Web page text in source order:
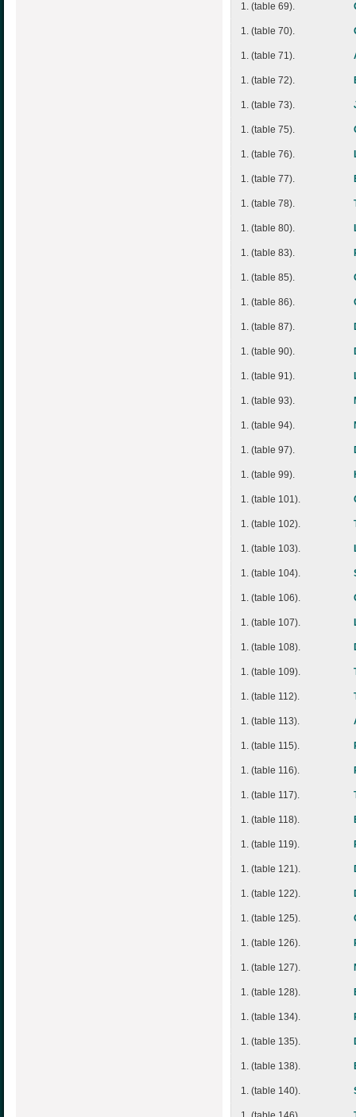
1. (table 69).
1. (table 70).
1. (table 71).
1. (table 72).
1. (table 73).
1. (table 75).
1. (table 76).
1. (table 77).
1. (table 78).
1. (table 80).
1. (table 83).
1. (table 85).
1. (table 86).
1. (table 87).
1. (table 90).
1. (table 91).
1. (table 93).
1. (table 94).
1. (table 97).
1. (table 99).
1. (table 101).
1. (table 102).
1. (table 103).
1. (table 104).
1. (table 106).
1. (table 107).
1. (table 108).
1. (table 109).
1. (table 112).
1. (table 113).
1. (table 115).
1. (table 116).
1. (table 117).
1. (table 118).
1. (table 119).
1. (table 121).
1. (table 122).
1. (table 125).
1. (table 126).
1. (table 127).
1. (table 128).
1. (table 134).
1. (table 135).
1. (table 138).
1. (table 140).